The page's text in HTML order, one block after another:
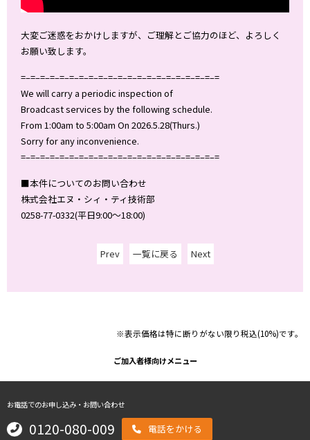
大変ご迷惑をおかけしますが、ご理解とご協力のほど、よろしく
お願い致します。
=–=–=–=–=–=–=–=–=–=–=–=–=–=–=–=–=–=–=–=–=
We will carry a periodic inspection of
Broadcast services by the following schedule.
From 1:00am to 5:00am On 2026.5.28(Thurs.)
Sorry for any inconvenience.
=–=–=–=–=–=–=–=–=–=–=–=–=–=–=–=–=–=–=–=–=
■本件についてのお問い合わせ
株式会社エヌ・シィ・ティ技術部
0258-77-0332(平日9:00～18:00)
Prev 一覧に戻る Next
※表示価格は特に断りがない限り税込(10%)です。
ご加入者様向けメニュー
お電話でのお申し込み・お問い合わせ
0120-080-009 電話をかける